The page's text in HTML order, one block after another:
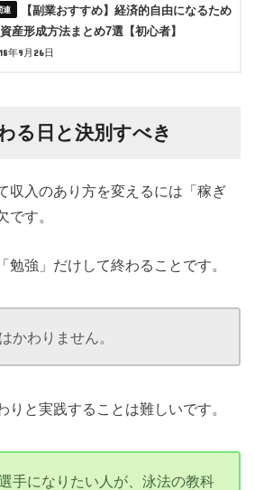
【副業おすすめ】経済的自由になるため
産形成方法まとめ7選【初心者】
年9月26日
る日と決別すべき
収入のあり方を変えるには「稼ぎ
です。
勉強」だけして終わることです。
かわりません。
りと実践することは難しいです。
手になりたい人が、泳法の教科